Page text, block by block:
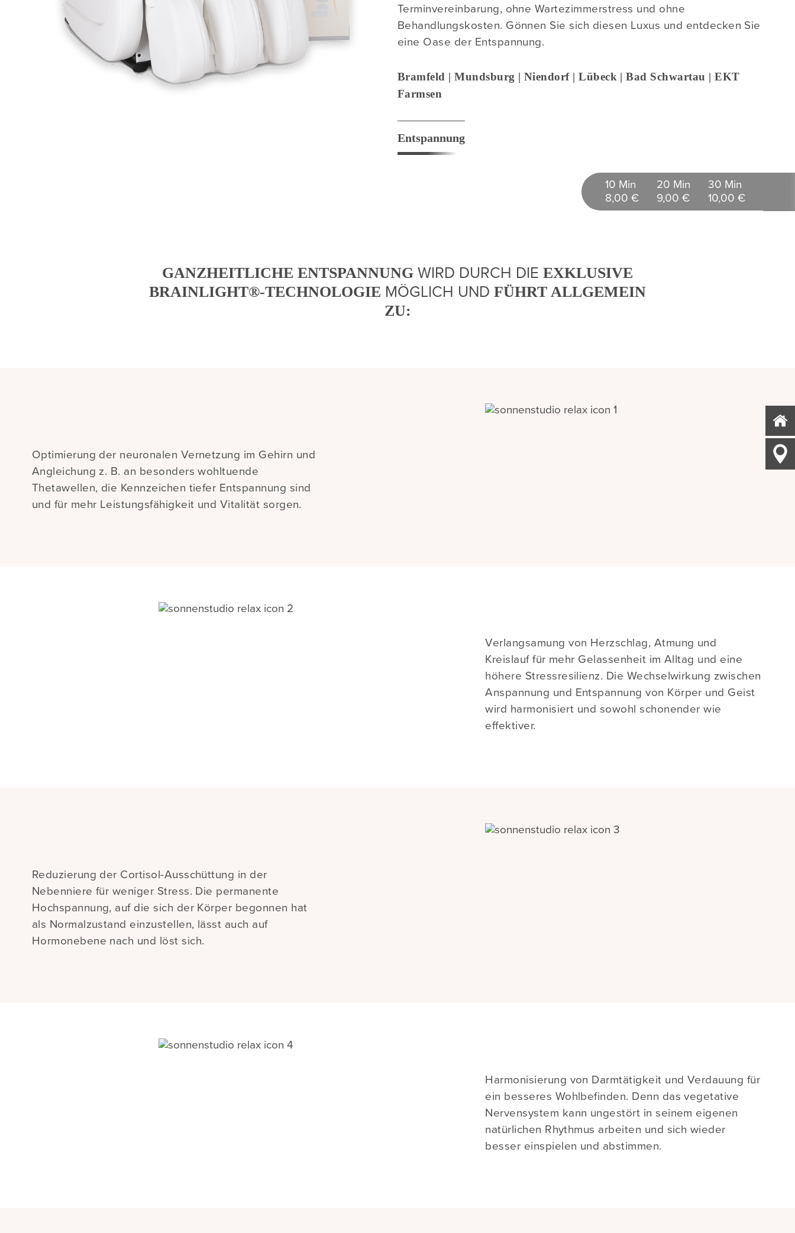
Terminvereinbarung, ohne Wartezimmerstress und ohne
Behandlungskosten. Gönnen Sie sich diesen Luxus und entdecken Sie
eine Oase der Entspannung.
Bramfeld | Mundsburg | Niendorf | Lübeck | Bad Schwartau | EKT
Farmsen
Entspannung
10 Min
8,00 €
20 Min
9,00 €
30 Min
10,00 €
GANZHEITLICHE ENTSPANNUNG WIRD DURCH DIE EXKLUSIVE
BRAINLIGHT®-TECHNOLOGIE MÖGLICH UND FÜHRT ALLGEMEIN
ZU:
Optimierung der neuronalen Vernetzung im Gehirn und
Angleichung z. B. an besonders wohltuende
Thetawellen, die Kennzeichen tiefer Entspannung sind
und für mehr Leistungsfähigkeit und Vitalität sorgen.
Verlangsamung von Herzschlag, Atmung und
Kreislauf für mehr Gelassenheit im Alltag und eine
höhere Stressresilienz. Die Wechselwirkung zwischen
Anspannung und Entspannung von Körper und Geist
wird harmonisiert und sowohl schonender wie
effektiver.
Reduzierung der Cortisol-Ausschüttung in der
Nebenniere für weniger Stress. Die permanente
Hochspannung, auf die sich der Körper begonnen hat
als Normalzustand einzustellen, lässt auch auf
Hormonebene nach und löst sich.
Harmonisierung von Darmtätigkeit und Verdauung für
ein besseres Wohlbefinden. Denn das vegetative
Nervensystem kann ungestört in seinem eigenen
natürlichen Rhythmus arbeiten und sich wieder
besser einspielen und abstimmen.